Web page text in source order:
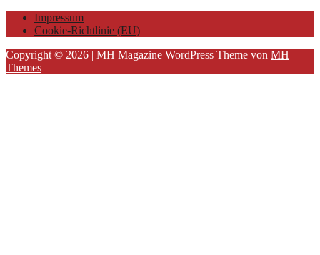
Impressum
Cookie-Richtlinie (EU)
Copyright © 2026 | MH Magazine WordPress Theme von MH
Themes